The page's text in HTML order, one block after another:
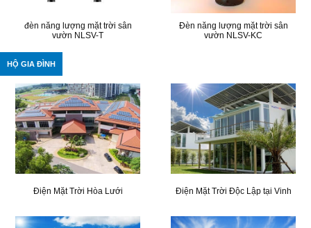
đèn năng lượng mặt trời sân
vườn NLSV-T
Đèn năng lượng mặt trời sân
vườn NLSV-KC
HỘ GIA ĐÌNH
Điện Mặt Trời Hòa Lưới Điện Mặt Trời Độc Lập tại Vinh